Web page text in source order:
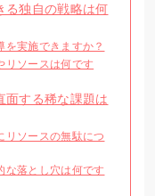
る独自の戦略は何
実施できますか？
リソースは何です
面する稀な課題は
リソースの無駄につ
な落とし穴は何です